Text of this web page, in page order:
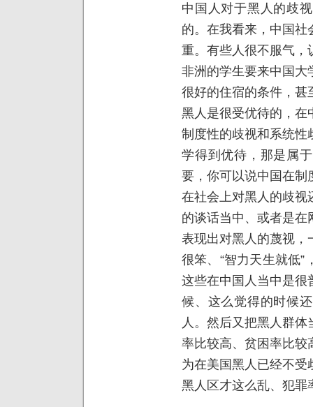
中国人对于黑人的歧
的。在我看来，中国
重。有些人很不服气，
非洲的学生要来中国大
很好的住宿的条件，甚
黑人是很受优待的，在
制度性的歧视和系统性
学得到优待，那是属
要，你可以说中国在制
在社会上对黑人的歧视
的谈话当中、或者是
表现出对黑人的蔑视，
很笨、“智力天生就低
这些在中国人当中是很
候、这么觉得的时候
人。然后又把黑人群
率比较高、贫困率比较
为在美国黑人已经不
黑人区才这么乱、犯罪